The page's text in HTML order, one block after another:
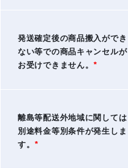
発送確定後の商品搬入ができ
ない等での商品キャンセルが
お受けできません。*
離島等配送外地域に関しては
別途料金等別条件が発生しま
す。*